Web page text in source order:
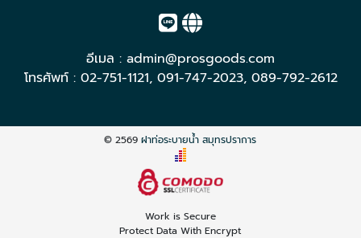
อีเมล : admin@prosgoods.com
โทรศัพท์ : 02-751-1121, 091-747-2023, 089-792-2612
© 2569ฝาท่อระบายน้ำ สมุทรปราการ
Work is Secure
Protect Data With Encrypt